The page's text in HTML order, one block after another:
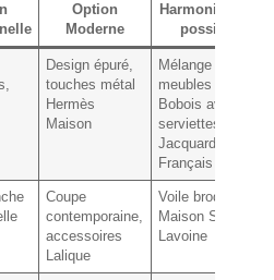
Option
Moderne
Harmonisation
possible
Design épuré,
touches métal
Hermès
Maison
Mélange
meubles Roche
Bobois avec
serviettes Le
Jacquard
Français
Coupe
contemporaine,
accessoires
Lalique
Voile brodé
Maison Sarah
Lavoine